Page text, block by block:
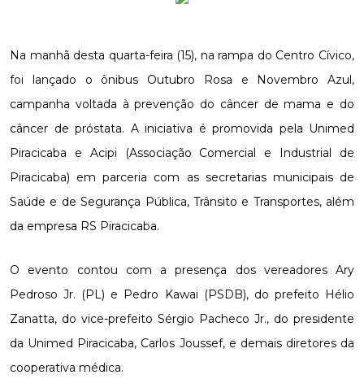
Na manhã desta quarta-feira (15), na rampa do Centro Cívico,
foi lançado o ônibus Outubro Rosa e Novembro Azul,
campanha voltada à prevenção do câncer de mama e do
câncer de próstata. A iniciativa é promovida pela Unimed
Piracicaba e Acipi (Associação Comercial e Industrial de
Piracicaba) em parceria com as secretarias municipais de
Saúde e de Segurança Pública, Trânsito e Transportes, além
da empresa RS Piracicaba.
O evento contou com a presença dos vereadores Ary
Pedroso Jr. (PL) e Pedro Kawai (PSDB), do prefeito Hélio
Zanatta, do vice-prefeito Sérgio Pacheco Jr., do presidente
da Unimed Piracicaba, Carlos Joussef, e demais diretores da
cooperativa médica.